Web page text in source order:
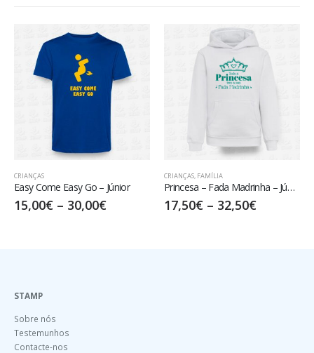
Easy Go – Júnior
–30,00 €
FAMÍLIA
Princesa – Fada Madrinha – Júnior
–32,50 €
Tal-Pai
STAMP
Sobre nós
Testemunhos
Contacte-nos